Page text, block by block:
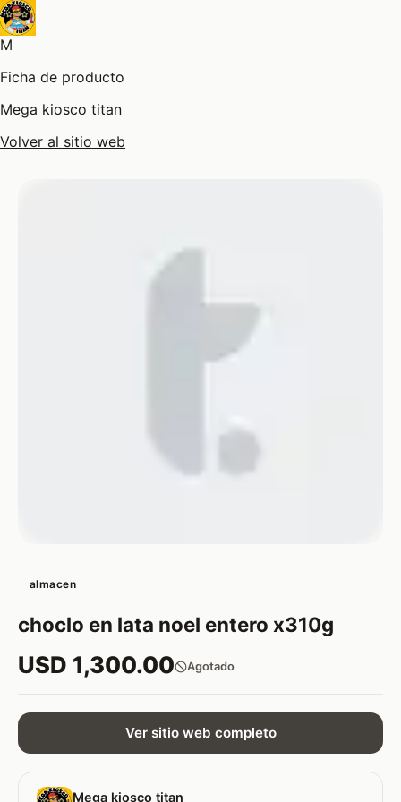
M
Ficha de producto
Mega kiosco titan
Volver al sitio web
almacen
choclo en lata noel entero x310g
USD 1,300.00 Agotado
Ver sitio web completo
Mega kiosco titan